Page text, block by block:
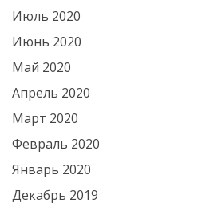
Июль 2020
Июнь 2020
Май 2020
Апрель 2020
Март 2020
Февраль 2020
Январь 2020
Декабрь 2019